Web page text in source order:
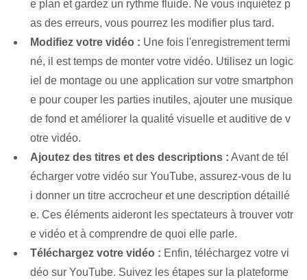
e plan et gardez un rythme fluide. Ne vous inquiétez p
as des erreurs, vous pourrez les modifier plus tard.
Modifiez votre vidéo : Une fois l'enregistrement termi
né, il est temps de monter votre vidéo. Utilisez un logic
iel de montage ou une application sur votre smartphon
e pour couper les parties inutiles, ajouter une musique
de fond et améliorer la qualité visuelle et auditive de v
otre vidéo.
Ajoutez des titres et des descriptions : Avant de tél
écharger votre vidéo sur YouTube, assurez-vous de lu
i donner un titre accrocheur et une description détaillé
e. Ces éléments aideront les spectateurs à trouver votr
e vidéo et à comprendre de quoi elle parle.
Téléchargez votre vidéo : Enfin, téléchargez votre vi
déo sur YouTube. Suivez les étapes sur la plateforme